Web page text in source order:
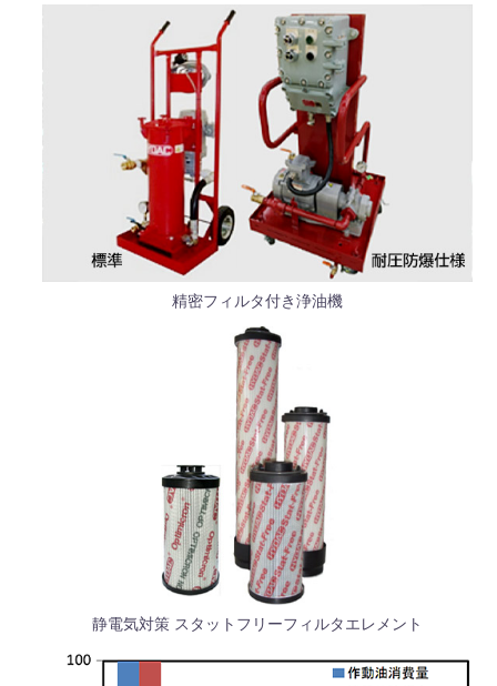
精密フィルタ付き浄油機
静電気対策 スタットフリーフィルタエレメント